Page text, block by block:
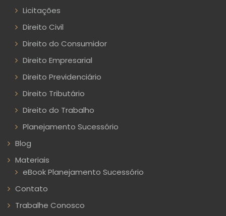
Licitações
Direito Civil
Direito do Consumidor
Direito Empresarial
Direito Previdenciário
Direito Tributário
Direito do Trabalho
Planejamento Sucessório
Blog
Materiais
eBook Planejamento Sucessório
Contato
Trabalhe Conosco